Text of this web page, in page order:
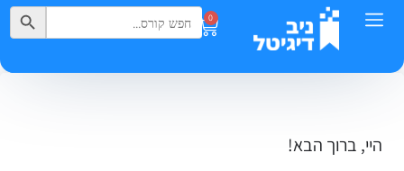
0
Search
for:
Search Button
היי, ברוך הבא!